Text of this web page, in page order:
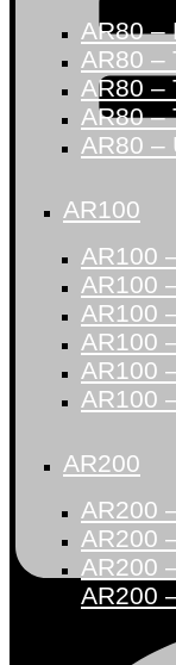
AR80 –
AR80 –
AR80 –
AR80 –
AR80 –
AR100
AR100
AR100
AR100
AR100
AR100
AR100
AR200
AR200
AR200
AR200
AR200